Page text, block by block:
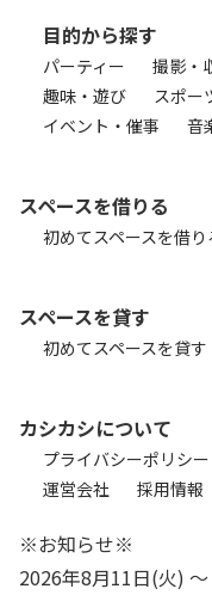
目的から探す
パーティー 撮影・
趣味・遊び
スポー
イベント・催事
音
スペースを借りる
初めてスペースを借り
スペースを貸す
初めてスペースを貸
カシカシについて
プライバシーポリシー
運営会社
採用情報
※お知らせ※
2026年8月11日(火)